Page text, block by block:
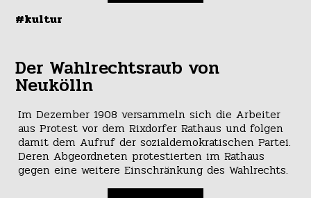
#kultur
Der Wahlrechtsraub von
Neukölln
Im Dezember 1908 versammeln sich die Arbeiter
aus Protest vor dem Rixdorfer Rathaus und folgen
damit dem Aufruf der sozialdemokratischen Partei.
Deren Abgeordneten protestierten im Rathaus
gegen eine weitere Einschränkung des Wahlrechts.